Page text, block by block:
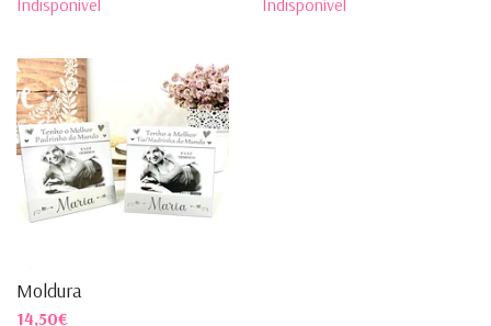
Indisponível Indisponível
Moldura
14,50€